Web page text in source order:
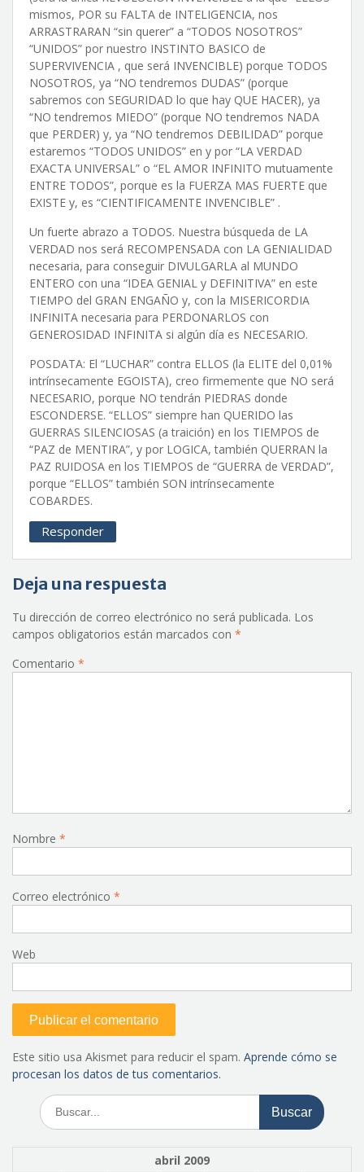
mismos, POR su FALTA de INTELIGENCIA, nos
ARRASTRARAN “sin querer” a “TODOS NOSOTROS”
“UNIDOS” por nuestro INSTINTO BASICO de
SUPERVIVENCIA , que será INVENCIBLE) porque TODOS
NOSOTROS, ya “NO tendremos DUDAS” (porque
sabremos con SEGURIDAD lo que hay QUE HACER), ya
“NO tendremos MIEDO” (porque NO tendremos NADA
que PERDER) y, ya “NO tendremos DEBILIDAD” porque
estaremos “TODOS UNIDOS” en y por “LA VERDAD
EXACTA UNIVERSAL” o “EL AMOR INFINITO mutuamente
ENTRE TODOS”, porque es la FUERZA MAS FUERTE que
EXISTE y, es “CIENTIFICAMENTE INVENCIBLE” .
Un fuerte abrazo a TODOS. Nuestra búsqueda de LA
VERDAD nos será RECOMPENSADA con LA GENIALIDAD
necesaria, para conseguir DIVULGARLA al MUNDO
ENTERO con una “IDEA GENIAL y DEFINITIVA” en este
TIEMPO del GRAN ENGAÑO y, con la MISERICORDIA
INFINITA necesaria para PERDONARLOS con
GENEROSIDAD INFINITA si algún día es NECESARIO.
POSDATA: El “LUCHAR” contra ELLOS (la ELITE del 0,01%
intrínsecamente EGOISTA), creo firmemente que NO será
NECESARIO, porque NO tendrán PIEDRAS donde
ESCONDERSE. “ELLOS” siempre han QUERIDO las
GUERRAS SILENCIOSAS (a traición) en los TIEMPOS de
“PAZ de MENTIRA”, y por LOGICA, también QUERRAN la
PAZ RUIDOSA en los TIEMPOS de “GUERRA de VERDAD”,
porque “ELLOS” también SON intrínsecamente
COBARDES.
Responder
Deja una respuesta
Tu dirección de correo electrónico no será publicada. Los
campos obligatorios están marcados con *
Comentario *
Nombre *
Correo electrónico *
Web
Este sitio usa Akismet para reducir el spam. Aprende cómo se
procesan los datos de tus comentarios.
Buscar:
abril 2009